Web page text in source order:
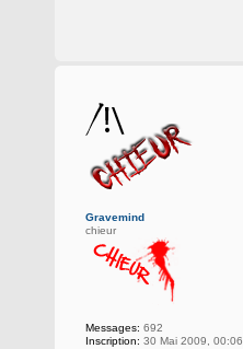
Gravemind
chieur
Messages: 692
Inscription: 30 Mai 2009, 00:06